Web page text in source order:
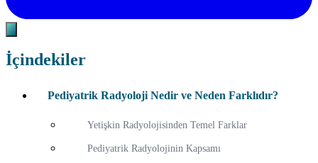
İçindekiler
Pediyatrik Radyoloji Nedir ve Neden Farklıdır?
Yetişkin Radyolojisinden Temel Farklar
Pediyatrik Radyolojinin Kapsamı